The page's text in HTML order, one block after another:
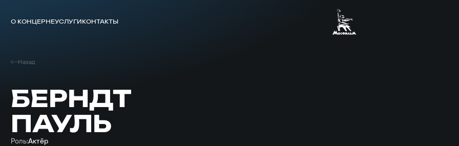
О КОНЦЕРНЕУСЛУГИКОНТАКТЫ
Назад
БЕРНДТ
ПАУЛЬ
Роль:Актёр